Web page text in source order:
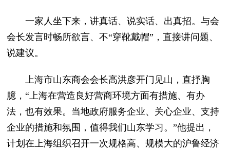
一家人坐下来，讲真话、说实话、出真招。与会
会长发言时畅所欲言、不“穿靴戴帽”，直接讲问题、
说建议。
上海市山东商会会长高洪彦开门见山，直抒胸
臆，“上海在营造良好营商环境方面有措施、有办
法，也有效果。当地政府服务企业、关心企业、支持
企业的措施和氛围，值得我们山东学习。”他提出，
计划在上海组织召开一次规格高、规模大的沪鲁经济